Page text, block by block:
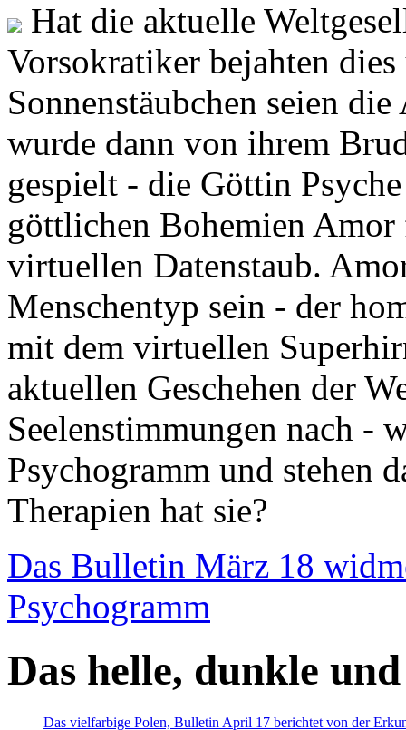
Hat die aktuelle
Vorsokratiker bejahten
Sonnenstäubchen seien
wurde dann von ihrem
gespielt - die Göttin
göttlichen Bohemien
virtuellen Datenstaub.
Menschentyp sein - der
mit dem virtuellen
aktuellen Geschehen der
Seelenstimmungen nach -
Psychogramm und stehen
Therapien hat sie?
Das Bulletin März 18
Psychogramm
Das helle, dunkle
Das vielfarbige Polen, Bulletin April 17 berichtet von der